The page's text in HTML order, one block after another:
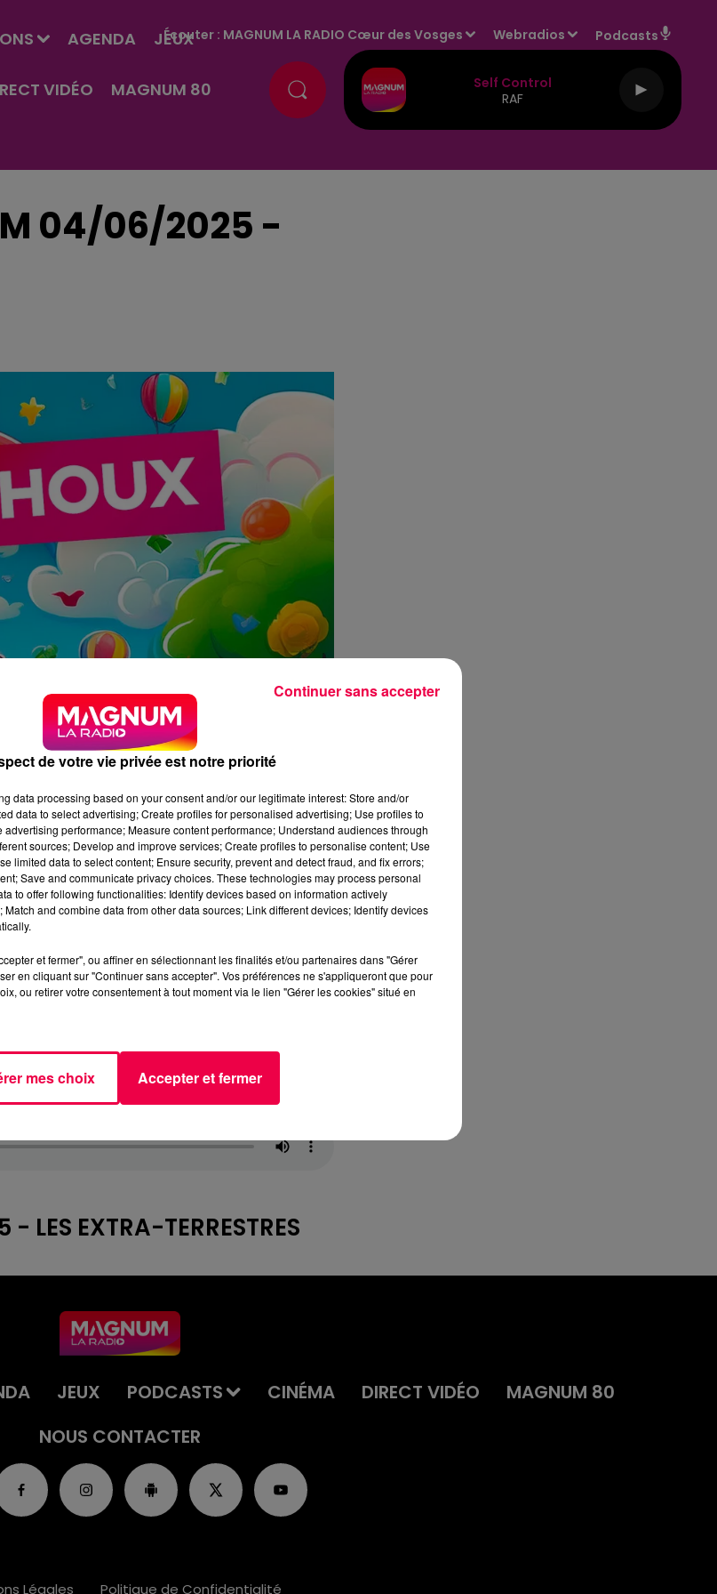
AGENDA JEUX
VIDÉO MAGNUM 80
Écouter : MAGNUM LA RADIO Cœur des Vosges Webradios Podcasts
Self Control
RAF
04/06/2025 -
EXTRA-TERRESTRES
JEUX PODCASTS CINÉMA DIRECT VIDÉO
MAGNUM 80
NOUS CONTACTER
Légales Politique de Confidentialité
de votre vie privée est notre priorité
data processing based on your consent and/or our legitimate interest: Store and/or
data to select advertising; Create profiles for personalised advertising; Use profiles to
performance; Measure content performance; Understand audiences through
sources; Develop and improve services; Create profiles to personalise content; Use
limited data to select content; Ensure security, prevent and detect fraud, and fix errors;
Save and communicate privacy choices. These technologies may process personal
to offer following functionalities: Identify devices based on information actively
and combine data from other data sources; Link different devices; Identify devices
et fermer", ou affiner en sélectionnant les finalités et/ou partenaires dans "Gérer
en cliquant sur "Continuer sans accepter". Vos préférences ne s'appliqueront que pour
ou retirer votre consentement à tout moment via le lien "Gérer les cookies" situé en
mes choix Accepter et fermer
Continuer sans accepter